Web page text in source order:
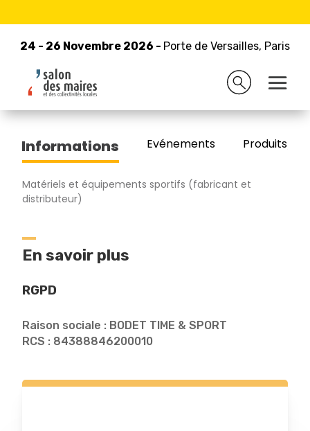
24 - 26 Novembre 2026 - Porte de Versailles, Paris
24 - 26 Novembre 2026 - Porte de Versailles, Paris
Retour à la liste des exposants
Bodet Sport
Informations Evénements Produits/
Matériels et équipements sportifs (fabricant et
distributeur)
En savoir plus
RGPD
Raison sociale : BODET TIME & SPORT
RCS : 84388846200010